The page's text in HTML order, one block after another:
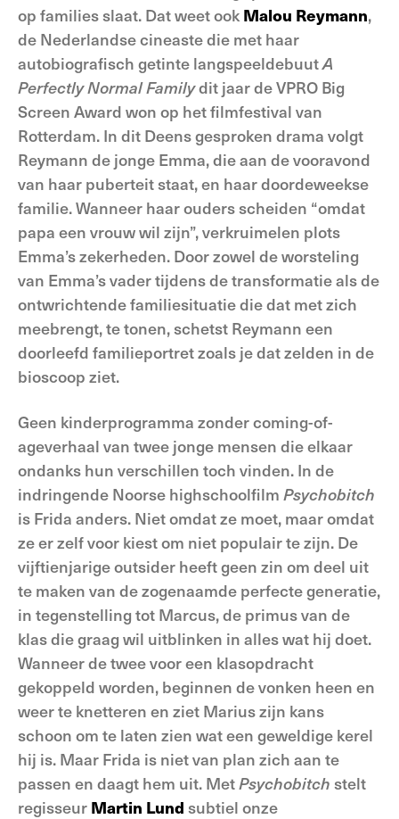
op families slaat. Dat weet ookMalou Reymann,
de Nederlandse cineaste die met haar
autobiografisch getinte langspeeldebuutA
Perfectly Normal Familydit jaar de VPRO Big
Screen Award won op het filmfestival van
Rotterdam. In dit Deens gesproken drama volgt
Reymann de jonge Emma, die aan de vooravond
van haar puberteit staat, en haar doordeweekse
familie. Wanneer haar ouders scheiden “omdat
papa een vrouw wil zijn”, verkruimelen plots
Emma’s zekerheden. Door zowel de worsteling
van Emma’s vader tijdens de transformatie als de
ontwrichtende familiesituatie die dat met zich
meebrengt, te tonen, schetst Reymann een
doorleefd familieportret zoals je dat zelden in de
bioscoop ziet.
Geen kinderprogramma zonder coming-of-
ageverhaal van twee jonge mensen die elkaar
ondanks hun verschillen toch vinden. In de
indringende Noorse highschoolfilm Psychobitch
is Frida anders. Niet omdat ze moet, maar omdat
ze er zelf voor kiest om niet populair te zijn. De
vijftienjarige outsider heeft geen zin om deel uit
te maken van de zogenaamde perfecte generatie,
in tegenstelling tot Marcus, de primus van de
klas die graag wil uitblinken in alles wat hij doet.
Wanneer de twee voor een klasopdracht
gekoppeld worden, beginnen de vonken heen en
weer te knetteren en ziet Marius zijn kans
schoon om te laten zien wat een geweldige kerel
hij is. Maar Frida is niet van plan zich aan te
passen en daagt hem uit. MetPsychobitch stelt
regisseur Martin Lund subtiel onze